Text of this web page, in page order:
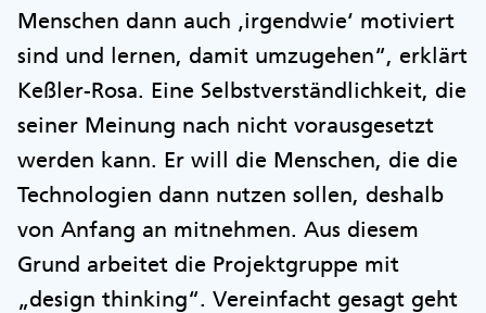
Menschen dann auch ‚irgendwie‘ motiviert
sind und lernen, damit umzugehen“, erklärt
Keßler-Rosa. Eine Selbstverständlichkeit, die
seiner Meinung nach nicht vorausgesetzt
werden kann. Er will die Menschen, die die
Technologien dann nutzen sollen, deshalb
von Anfang an mitnehmen. Aus diesem
Grund arbeitet die Projektgruppe mit
„design thinking“. Vereinfacht gesagt geht